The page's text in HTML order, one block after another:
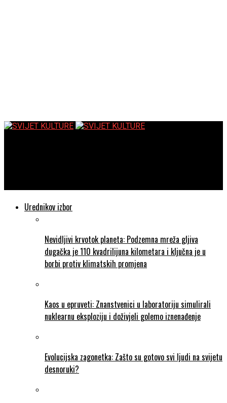
Urednikov izbor
Nevidljivi krvotok planeta: Podzemna mreža gljiva
dugačka je 110 kvadrilijuna kilometara i ključna je u
borbi protiv klimatskih promjena
Kaos u epruveti: Znanstvenici u laboratoriju simulirali
nuklearnu eksploziju i doživjeli golemo iznenađenje
Evolucijska zagonetka: Zašto su gotovo svi ljudi na svijetu
desnoruki?